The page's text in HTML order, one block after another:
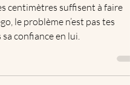
centimètres suffisent à faire
confiance en lui.